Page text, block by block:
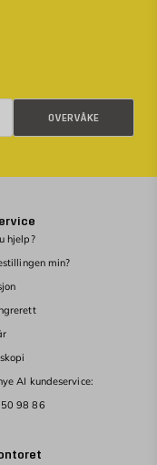
OVERVÅKE
hjelp?
min?
AI kundeservice:
98 86